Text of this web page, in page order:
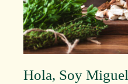
Hola, Soy Miguel